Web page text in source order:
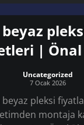
| Önal
Uncategorized
7 Ocak 2026
beyaz pleksi
montaja